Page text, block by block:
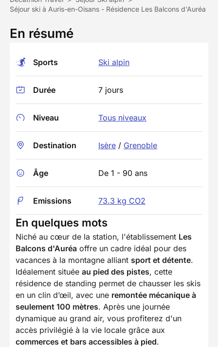
Séjour ski à Auris-en-Oisans - Résidence Les Balcons d'Auréa
En résumé
Sports Ski alpin
Durée 7 jours
Niveau Tous niveaux
Destination Isère / Grenoble
Âge De 1 - 90 ans
Emissions 73.3 kg CO2
En quelques mots
Niché au cœur de la station, l'établissement Les
Balcons d'Auréa offre un cadre idéal pour des
vacances à la montagne alliant sport et détente.
Idéalement située au pied des pistes, cette
résidence de standing permet de chausser les skis
en un clin d’œil, avec une remontée mécanique à
seulement 100 mètres. Après une journée
dynamique au grand air, vous profiterez d'un
accès privilégié à la vie locale grâce aux
commerces et bars accessibles à pied.